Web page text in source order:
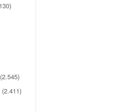
(2.545)
(2.411)